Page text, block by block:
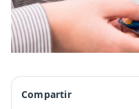
Compartir